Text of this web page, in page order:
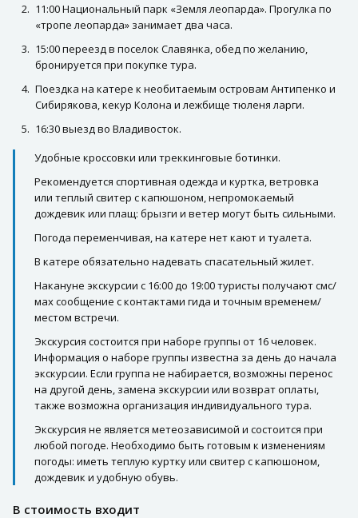
11:00 Национальный парк «Земля леопарда». Прогулка по
«тропе леопарда» занимает два часа.
15:00 переезд в поселок Славянка, обед по желанию,
бронируется при покупке тура.
Поездка на катере к необитаемым островам Антипенко и
Сибирякова, кекур Колона и лежбище тюленя ларги.
16:30 выезд во Владивосток.
Удобные кроссовки или треккинговые ботинки.
Рекомендуется спортивная одежда и куртка, ветровка
или теплый свитер с капюшоном, непромокаемый
дождевик или плащ: брызги и ветер могут быть сильными.
Погода переменчивая, на катере нет кают и туалета.
В катере обязательно надевать спасательный жилет.
Накануне экскурсии с 16:00 до 19:00 туристы получают смс/
мах сообщение с контактами гида и точным временем/
местом встречи.
Экскурсия состоится при наборе группы от 16 человек.
Информация о наборе группы известна за день до начала
экскурсии. Если группа не набирается, возможны перенос
на другой день, замена экскурсии или возврат оплаты,
также возможна организация индивидуального тура.
Экскурсия не является метеозависимой и состоится при
любой погоде. Необходимо быть готовым к изменениям
погоды: иметь теплую куртку или свитер с капюшоном,
дождевик и удобную обувь.
В стоимость входит